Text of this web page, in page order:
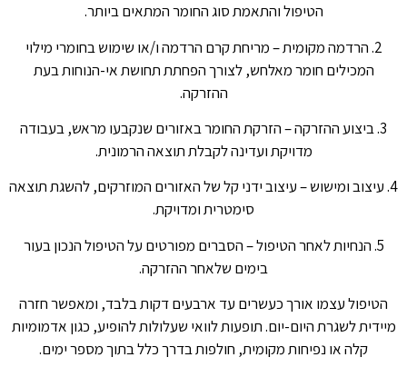
הטיפול והתאמת סוג החומר המתאים ביותר.
2. הרדמה מקומית – מריחת קרם הרדמה ו/או שימוש בחומרי מילוי
המכילים חומר מאלחש, לצורך הפחתת תחושת אי-הנוחות בעת
ההזרקה.
3. ביצוע ההזרקה – הזרקת החומר באזורים שנקבעו מראש, בעבודה
מדויקת ועדינה לקבלת תוצאה הרמונית.
4. עיצוב ומישוש – עיצוב ידני קל של האזורים המוזרקים, להשגת תוצאה
סימטרית ומדויקת.
5. הנחיות לאחר הטיפול – הסברים מפורטים על הטיפול הנכון בעור
בימים שלאחר ההזרקה.
הטיפול עצמו אורך כעשרים עד ארבעים דקות בלבד, ומאפשר חזרה
מיידית לשגרת היום-יום. תופעות לוואי שעלולות להופיע, כגון אדמומיות
קלה או נפיחות מקומית, חולפות בדרך כלל בתוך מספר ימים.